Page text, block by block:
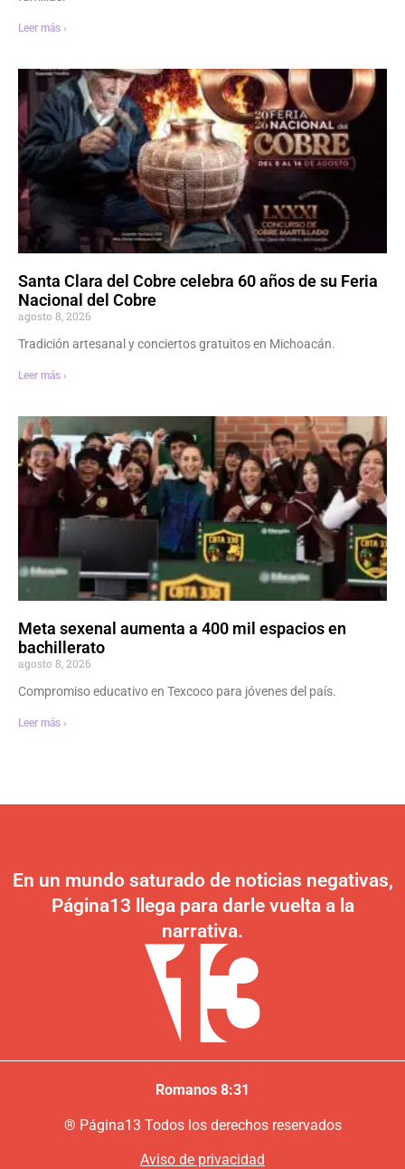
Leer más ›
Santa Clara del Cobre celebra 60 años de su Feria
Nacional del Cobre
agosto 8, 2026
Tradición artesanal y conciertos gratuitos en Michoacán.
Leer más ›
Meta sexenal aumenta a 400 mil espacios en
bachillerato
agosto 8, 2026
Compromiso educativo en Texcoco para jóvenes del país.
Leer más ›
En un mundo saturado de noticias negativas,
Página13 llega para darle vuelta a la
narrativa.
Romanos 8:31
® Página13 Todos los derechos reservados
Aviso de privacidad